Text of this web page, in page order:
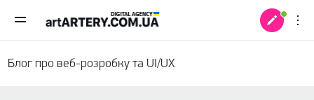
Блог про веб-розробку та UI/UX